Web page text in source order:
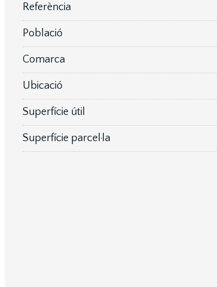
Referència
Població
Comarca
Ubicació
Superfície útil
Superfície parcel·la